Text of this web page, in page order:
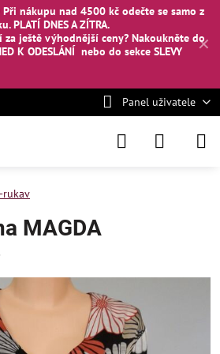
✕
Při nákupu nad 4500 kč odečte se samo z
PLATÍ DNES A ZÍTRA.
za ještě výhodnější ceny? Nakoukněte do
K ODESLÁNÍ nebo do sekce SLEVY
Panel uživatele
rukav
MAGDA